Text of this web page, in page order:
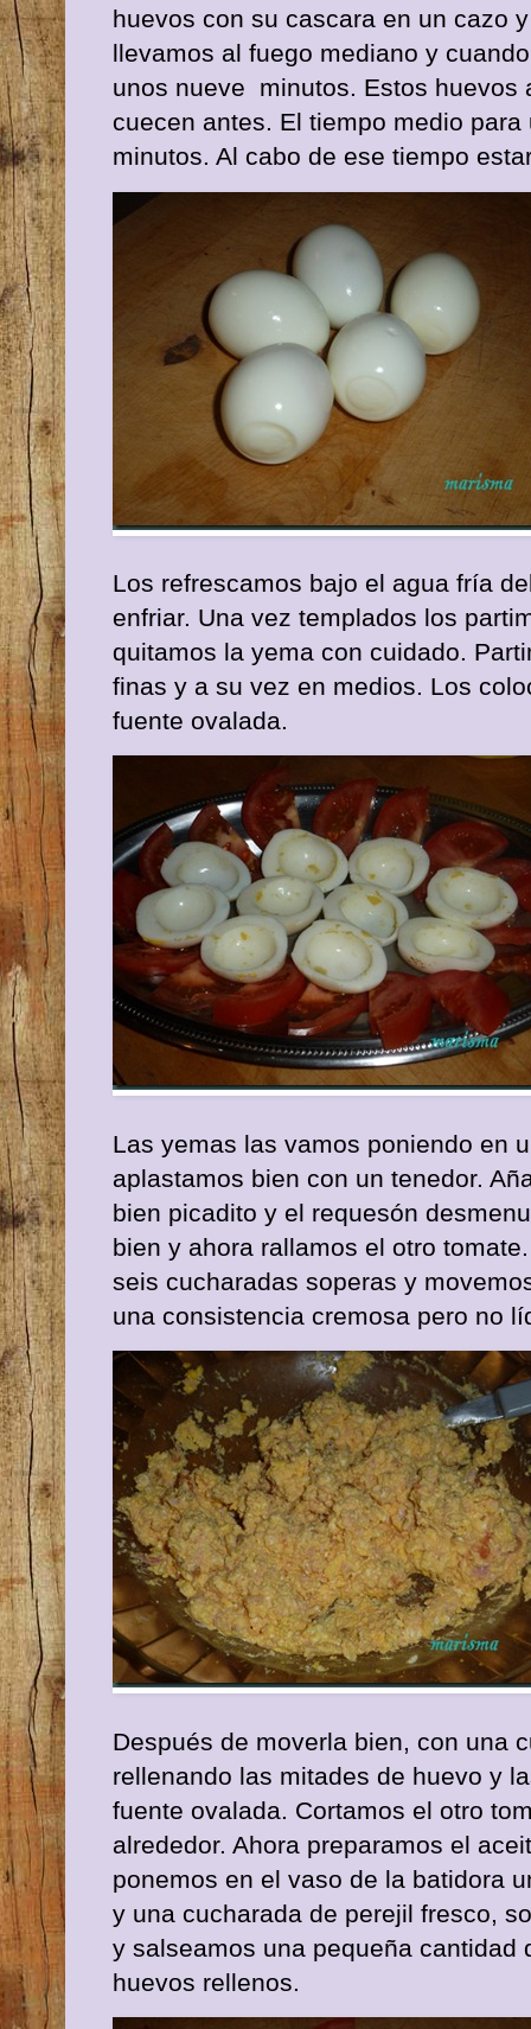
huevos con su cascara en un cazo
llevamos al fuego mediano y
unos nueve minutos. Estos huevos
cuecen antes. El tiempo medio
minutos. Al cabo de ese tiempo
Los refrescamos bajo el agua fría
enfriar. Una vez templados los
quitamos la yema con cuidado.
finas y a su vez en medios. Los
fuente ovalada.
Las yemas las vamos poniendo en
aplastamos bien con un tenedor.
bien picadito y el requesón
bien y ahora rallamos el otro
seis cucharadas soperas y
una consistencia cremosa pero no
Después de moverla bien, con una
rellenando las mitades de huevo y
fuente ovalada. Cortamos el otro
alrededor. Ahora preparamos el
ponemos en el vaso de la batidora
y una cucharada de perejil fresco,
y salseamos una pequeña cantidad
huevos rellenos.